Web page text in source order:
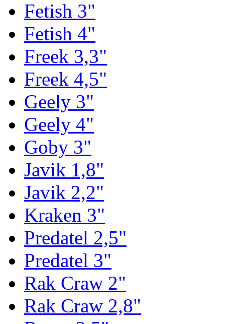
Fetish 3"
Fetish 4"
Freek 3,3"
Freek 4,5"
Geely 3"
Geely 4"
Goby 3"
Javik 1,8"
Javik 2,2"
Kraken 3"
Predatel 2,5"
Predatel 3"
Rak Craw 2"
Rak Craw 2,8"